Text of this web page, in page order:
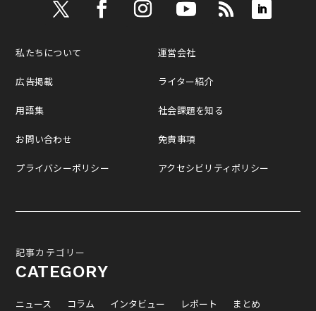
私たちについて
広告掲載
用語集
お問い合わせ
プライバシーポリシー
運営会社
ライター紹介
社会課題を知る
免責事項
アクセシビリティポリシー
記事カテゴリー
CATEGORY
ニュース コラム インタビュー レポート
まとめ